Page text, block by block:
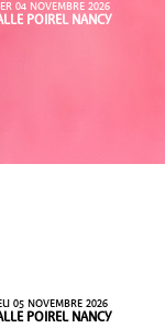
04 NOVEMBRE 2026
POIREL NANCY
05 NOVEMBRE 2026
POIREL NANCY